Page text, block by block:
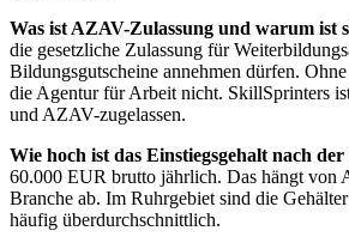
Was ist AZAV-Zulassung und warum ist
die gesetzliche Zulassung für
Bildungsgutscheine annehmen dürfen.
die Agentur für Arbeit nicht. SkillSprinters
und AZAV-zugelassen.
Wie hoch ist das Einstiegsgehalt nach
60.000 EUR brutto jährlich. Das hängt von
Branche ab. Im Ruhrgebiet sind die
häufig überdurchschnittlich.